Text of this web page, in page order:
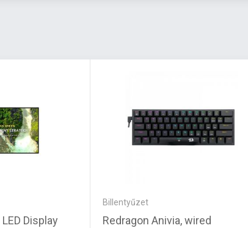
Display
Billentyűzet
Redragon Anivia, wired